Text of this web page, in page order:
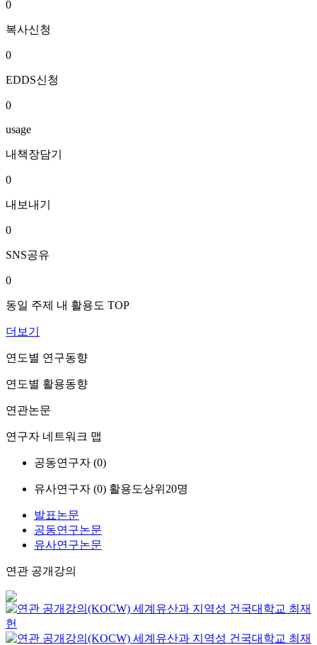
0
복사신청
0
EDDS신청
0
usage
내책장담기
0
내보내기
0
SNS공유
0
동일 주제 내 활용도 TOP
더보기
연도별 연구동향
연도별 활용동향
연관논문
연구자 네트워크 맵
공동연구자 (0)
유사연구자 (0) 활용도상위20명
발표논문
공동연구논문
유사연구논문
연관 공개강의
세계유산과 지역성 건국대학교 최재
헌
세계유산과 지역성 건국대학교 최재